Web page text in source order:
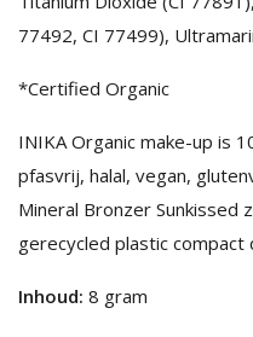
77492, CI 77499),
*Certified Organic
INIKA Organic make-up is
pfasvrij, halal, vegan,
Mineral Bronzer Sunkissed
gerecycled plastic compact
Inhoud: 8 gram